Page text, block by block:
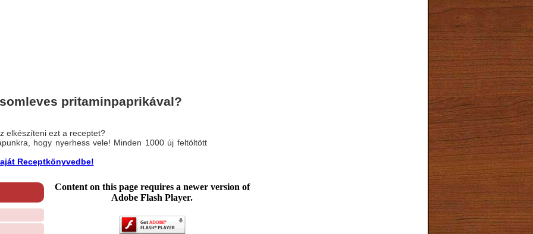
pritaminpaprikával?
elkészíteni ezt a receptet?
hogy nyerhess vele! Minden 1000 új feltöltött
Receptkönyvedbe!
Content on this page requires a newer version of
Adobe Flash Player.